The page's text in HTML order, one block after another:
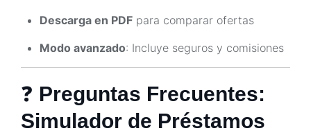
Descarga en PDF para comparar ofertas
Modo avanzado: Incluye seguros y comisiones
❓ Preguntas Frecuentes:
Simulador de Préstamos